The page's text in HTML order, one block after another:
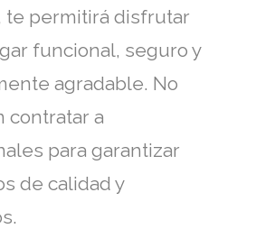
te permitirá disfrutar
funcional, seguro y
agradable. No
contratar a
para garantizar
de calidad y